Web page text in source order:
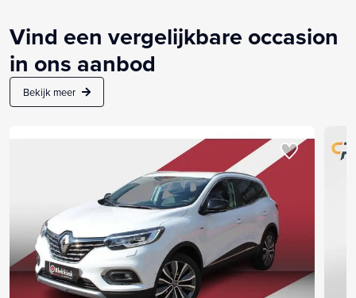
Vind een vergelijkbare occasion
in ons aanbod
Bekijk meer